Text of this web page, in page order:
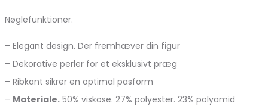
Nøglefunktioner.
– Elegant design. Der fremhæver din figur
– Dekorative perler for et eksklusivt præg
– Ribkant sikrer en optimal pasform
– Materiale. 50% viskose. 27% polyester. 23% polyamid